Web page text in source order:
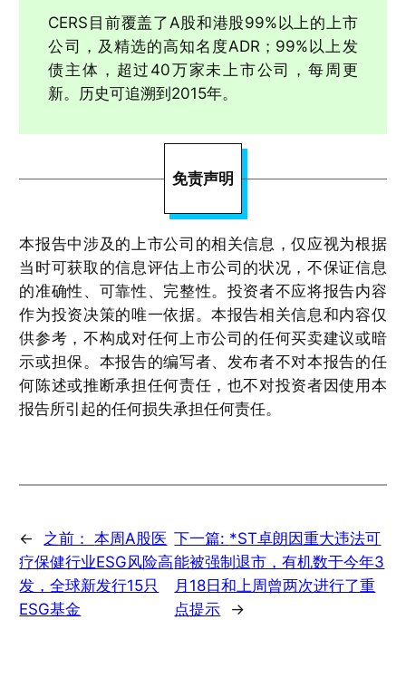
CERS目前覆盖了A股和港股99%以上的上市
公司，及精选的高知名度ADR；99%以上发
债主体，超过40万家未上市公司，每周更
新。历史可追溯到2015年。
免责声明
本报告中涉及的上市公司的相关信息，仅应视为根据
当时可获取的信息评估上市公司的状况，不保证信息
的准确性、可靠性、完整性。投资者不应将报告内容
作为投资决策的唯一依据。本报告相关信息和内容仅
供参考，不构成对任何上市公司的任何买卖建议或暗
示或担保。本报告的编写者、发布者不对本报告的任
何陈述或推断承担任何责任，也不对投资者因使用本
报告所引起的任何损失承担任何责任。
← 之前：本周A股医
疗保健行业ESG风险高
发，全球新发行15只
ESG基金
下一篇: *ST卓朗因重大违法可
能被强制退市，有机数于今年3
月18日和上周曾两次进行了重
点提示
→